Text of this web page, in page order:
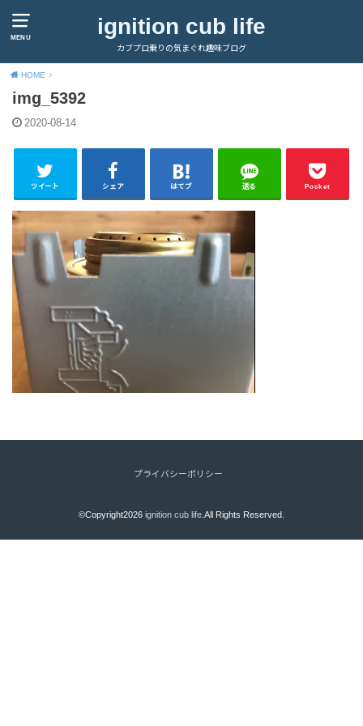
MENU ignition cub life
カブプロ乗りの気まぐれ趣味ブログ
HOME
img_5392
2020-08-14
ツイート シェア はてブ 送る Pocket
プライバシーポリシー
©Copyright2026 ignition cub life.All Rights Reserved.